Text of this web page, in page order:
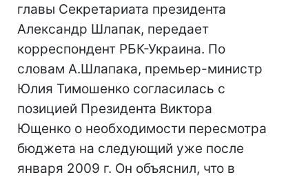
главы Секретариата президента
Александр Шлапак, передает
корреспондент РБК-Украина. По
словам А.Шлапака, премьер-министр
Юлия Тимошенко согласилась с
позицией Президента Виктора
Ющенко о необходимости пересмотра
бюджета на следующий уже после
января 2009 г. Он объяснил, что в